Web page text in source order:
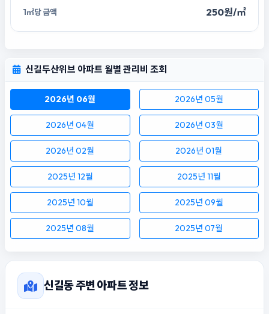
250원/㎡
신길두산위브 아파트 월별 관리비 조회
2026년 06월 2026년 05월
2026년 04월 2026년 03월
2026년 02월 2026년 01월
2025년 12월 2025년 11월
2025년 10월 2025년 09월
2025년 08월 2025년 07월
신길동 주변 아파트 정보